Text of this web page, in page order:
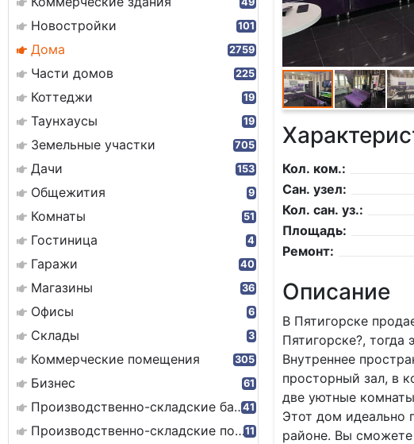
Новостройки 101
Дома 2759
Части домов 225
Коттеджи 19
Таунхаусы 19
Земельные участки 705
Дачи 153
Общежития 9
Комнаты 51
Гостиница 4
Гаражи 40
Магазины 36
Офисы 6
Склады 3
Коммерческие помещения 305
Бизнес 61
Производственно-складские базы41
Производственно-складские помещения11
Кол. ком.:
Сан. узел:
Кол. сан. уз.:
Площадь:
Ремонт:
Описание
В Пятигорске
Пятигорске?,
Внутреннее
просторный зал, в
две уютные
Этот дом идеально
районе. Вы сможете